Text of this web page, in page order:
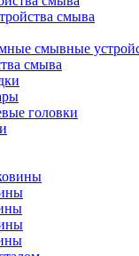
смыва
смывные
смыва
головки